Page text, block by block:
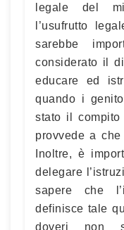
legale del
l’usufrutto
sarebbe
considerato il
educare ed
quando i
stato il compito
provvede a
Inoltre, è
delegare
sapere che
definisce tale
doveri non